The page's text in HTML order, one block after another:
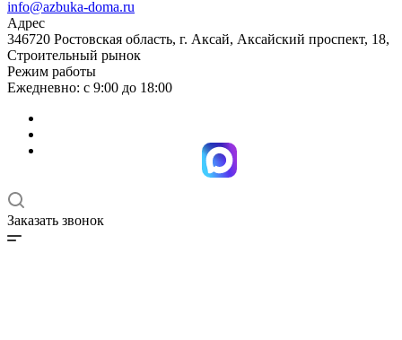
info@azbuka-doma.ru
Адрес
346720 Ростовская область, г. Аксай, Аксайский проспект, 18,
Строительный рынок
Режим работы
Ежедневно: с 9:00 до 18:00
Заказать звонок